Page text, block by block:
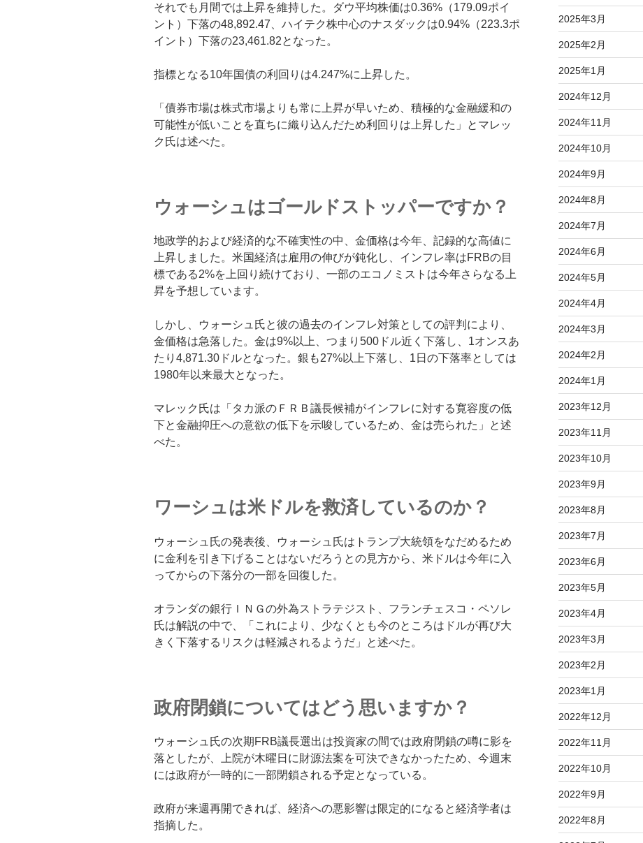
それでも月間では上昇を維持した。ダウ平均株価は0.36%（179.09ポイ
ント）下落の48,892.47、ハイテク株中心のナスダックは0.94%（223.3ポ
イント）下落の23,461.82となった。
指標となる10年国債の利回りは4.247%に上昇した。
「債券市場は株式市場よりも常に上昇が早いため、積極的な金融緩和の
可能性が低いことを直ちに織り込んだため利回りは上昇した」とマレッ
ク氏は述べた。
ウォーシュはゴールドストッパーですか？
地政学的および経済的な不確実性の中、金価格は今年、記録的な高値に
上昇しました。米国経済は雇用の伸びが鈍化し、インフレ率はFRBの目
標である2%を上回り続けており、一部のエコノミストは今年さらなる上
昇を予想しています。
しかし、ウォーシュ氏と彼の過去のインフレ対策としての評判により、
金価格は急落した。金は9%以上、つまり500ドル近く下落し、1オンスあ
たり4,871.30ドルとなった。銀も27%以上下落し、1日の下落率としては
1980年以来最大となった。
マレック氏は「タカ派のＦＲＢ議長候補がインフレに対する寛容度の低
下と金融抑圧への意欲の低下を示唆しているため、金は売られた」と述
べた。
ワーシュは米ドルを救済しているのか？
ウォーシュ氏の発表後、ウォーシュ氏はトランプ大統領をなだめるため
に金利を引き下げることはないだろうとの見方から、米ドルは今年に入
ってからの下落分の一部を回復した。
オランダの銀行ＩＮＧの外為ストラテジスト、フランチェスコ・ペソレ
氏は解説の中で、「これにより、少なくとも今のところはドルが再び大
きく下落するリスクは軽減されるようだ」と述べた。
政府閉鎖についてはどう思いますか？
ウォーシュ氏の次期FRB議長選出は投資家の間では政府閉鎖の噂に影を
落としたが、上院が木曜日に財源法案を可決できなかったため、今週末
には政府が一時的に一部閉鎖される予定となっている。
政府が来週再開できれば、経済への悪影響は限定的になると経済学者は
指摘した。
2025年3月
2025年2月
2025年1月
2024年12月
2024年11月
2024年10月
2024年9月
2024年8月
2024年7月
2024年6月
2024年5月
2024年4月
2024年3月
2024年2月
2024年1月
2023年12月
2023年11月
2023年10月
2023年9月
2023年8月
2023年7月
2023年6月
2023年5月
2023年4月
2023年3月
2023年2月
2023年1月
2022年12月
2022年11月
2022年10月
2022年9月
2022年8月